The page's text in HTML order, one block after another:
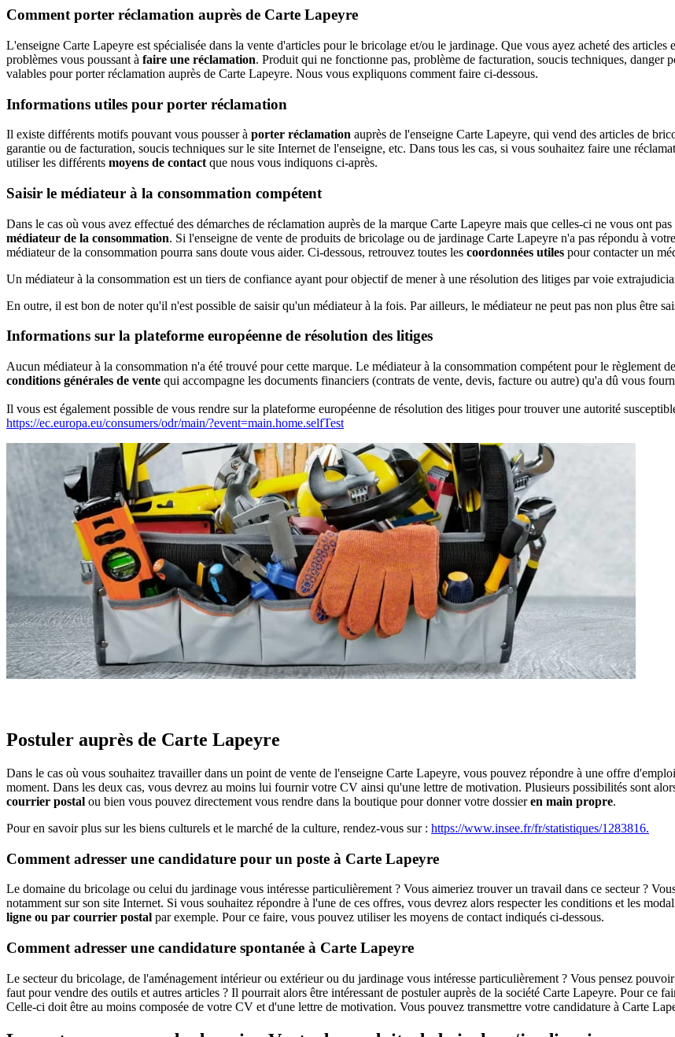
Comment porter réclamation auprès de Carte Lapeyre
L'enseigne Carte Lapeyre est spécialisée dans la vente d'articles pour le bricolage et/ou le jardinage. Que vous ayez acheté des
problèmes vous poussant à faire une réclamation. Produit qui ne fonctionne pas, problème de facturation, soucis techniques, danger
valables pour porter réclamation auprès de Carte Lapeyre. Nous vous expliquons comment faire ci-dessous.
Informations utiles pour porter réclamation
Il existe différents motifs pouvant vous pousser à porter réclamation auprès de l'enseigne Carte Lapeyre, qui vend des articles de
garantie ou de facturation, soucis techniques sur le site Internet de l'enseigne, etc. Dans tous les cas, si vous souhaitez faire une
utiliser les différents moyens de contact que nous vous indiquons ci-après.
Saisir le médiateur à la consommation compétent
Dans le cas où vous avez effectué des démarches de réclamation auprès de la marque Carte Lapeyre mais que celles-ci ne vous ont
médiateur de la consommation. Si l'enseigne de vente de produits de bricolage ou de jardinage Carte Lapeyre n'a pas répondu à
médiateur de la consommation pourra sans doute vous aider. Ci-dessous, retrouvez toutes les coordonnées utiles pour contacter un
Un médiateur à la consommation est un tiers de confiance ayant pour objectif de mener à une résolution des litiges par voie
En outre, il est bon de noter qu'il n'est possible de saisir qu'un médiateur à la fois. Par ailleurs, le médiateur ne peut pas non plus être
Informations sur la plateforme européenne de résolution des litiges
Aucun médiateur à la consommation n'a été trouvé pour cette marque. Le médiateur à la consommation compétent pour le règlement
conditions générales de vente qui accompagne les documents financiers (contrats de vente, devis, facture ou autre) qu'a dû vous
Il vous est également possible de vous rendre sur la plateforme européenne de résolution des litiges pour trouver une autorité
https://ec.europa.eu/consumers/odr/main/?event=main.home.selfTest
Postuler auprès de Carte Lapeyre
Dans le cas où vous souhaitez travailler dans un point de vente de l'enseigne Carte Lapeyre, vous pouvez répondre à une offre
moment. Dans les deux cas, vous devrez au moins lui fournir votre CV ainsi qu'une lettre de motivation. Plusieurs possibilités sont
courrier postal ou bien vous pouvez directement vous rendre dans la boutique pour donner votre dossieren main propre.
Pour en savoir plus sur les biens culturels et le marché de la culture, rendez-vous sur : https://www.insee.fr/fr/statistiques/1283816.
Comment adresser une candidature pour un poste à Carte Lapeyre
Le domaine du bricolage ou celui du jardinage vous intéresse particulièrement ? Vous aimeriez trouver un travail dans ce secteur ?
notamment sur son site Internet. Si vous souhaitez répondre à l'une de ces offres, vous devrez alors respecter les conditions et les
ligne ou par courrier postal par exemple. Pour ce faire, vous pouvez utiliser les moyens de contact indiqués ci-dessous.
Comment adresser une candidature spontanée à Carte Lapeyre
Le secteur du bricolage, de l'aménagement intérieur ou extérieur ou du jardinage vous intéresse particulièrement ? Vous pensez
faut pour vendre des outils et autres articles ? Il pourrait alors être intéressant de postuler auprès de la société Carte Lapeyre. Pour ce
Celle-ci doit être au moins composée de votre CV et d'une lettre de motivation. Vous pouvez transmettre votre candidature à Carte